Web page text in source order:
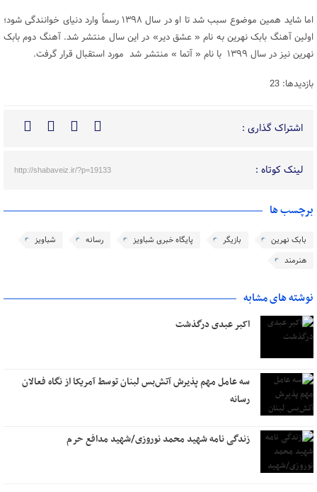
اما شاید همین موضوع سبب شد تا او در سال ۱۳۹۸ رسماً وارد دنیای خوانندگی شود؛
اولین آهنگ بابک نهرین به نام « عشق دیر» در این سال منتشر شد. آهنگ دوم بابک
نهرین نیز در سال ۱۳۹۹ با نام « آتما » منتشر شد مورد استقبال قرار گرفت.
بازدیدها: 23
اشتراک گذاری :
لینک کوتاه : http://shabaveiz.ir/?p=19133
برچسب ها
بابک نهرین بازیگر پایگاه خبری شباویز رسانه
شباویز
هنرمند
نوشته های مشابه
اکبر عبدی درگذشت
سه عامل مهم پذیرش آتش‌بس لبنان توسط آمریکا از نگاه فعالان
رسانه
زندگی نامه شهید محمد نوروزی/شهید مدافع حرم